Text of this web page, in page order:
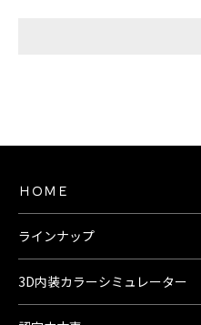
ＨＯＭＥ
ラインナップ
3D内装カラーシミュレーター